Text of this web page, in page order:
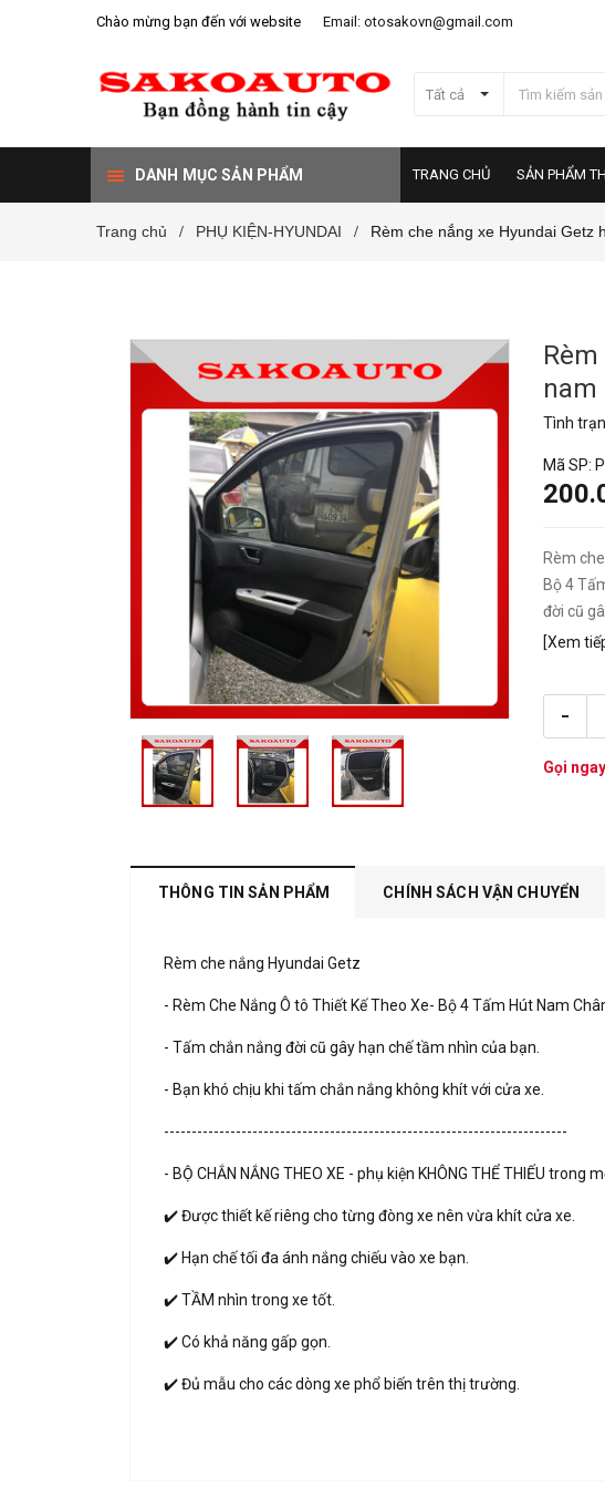
Chào mừng bạn đến với website Email: otosakovn@gmail.com
Tất cả
DANH MỤC SẢN PHẨM TRANG CHỦ SẢN PHẨM
Trang chủ / PHỤ KIỆN-HYUNDAI / Rèm che nắng xe Hyundai Getz
Tình
Mã SP:
Rèm
Bộ 4
đời cũ
[Xem
-
Gọi
THÔNG TIN SẢN PHẨM CHÍNH SÁCH VẬN CHUYỂN
Rèm che nắng Hyundai Getz
- Rèm Che Nắng Ô tô Thiết Kế Theo Xe- Bộ 4 Tấm Hút Nam
- Tấm chắn nắng đời cũ gây hạn chế tầm nhìn của bạn.
- Bạn khó chịu khi tấm chắn nắng không khít với cửa xe.
-------------------------------------------------------------------------
- BỘ CHẮN NẮNG THEO XE - phụ kiện KHÔNG THỂ THIẾU trong
✔️ Được thiết kế riêng cho từng đòng xe nên vừa khít cửa xe.
✔️ Hạn chế tối đa ánh nắng chiếu vào xe bạn.
✔️ TẦM nhìn trong xe tốt.
✔️ Có khả năng gấp gọn.
✔️ Đủ mẫu cho các dòng xe phổ biến trên thị trường.